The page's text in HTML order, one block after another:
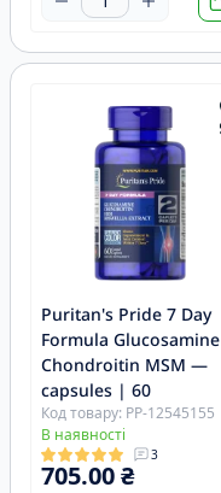
Puritan's Pride 7 Day
Formula Glucosamine
Chondroitin MSM —
capsules | 60
Код товару: PP-12545155
В наявності
3
705.00 ₴